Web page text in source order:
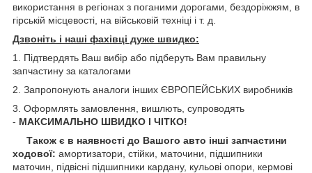
використання в регіонах з поганими дорогами, бездоріжжям, в
гірській місцевості, на військовій техніці і т. д.
Дзвоніть і наші фахівці дуже швидко:
1. Підтвердять Ваш вибір або підберуть Вам правильну
запчастину за каталогами
2. Запропонують аналоги інших ЄВРОПЕЙСЬКИХ виробників
3. Оформлять замовлення, вишлють, супроводять
- МАКСИМАЛЬНО ШВИДКО І ЧІТКО!
Також є в наявності до Вашого авто інші запчастини
ходової: амортизатори, стійки, маточини, підшипники
маточин, підвісні підшипники кардану, кульові опори, кермові